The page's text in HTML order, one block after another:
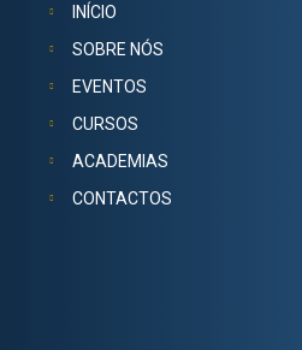
INÍCIO
SOBRE NÓS
EVENTOS
CURSOS
ACADEMIAS
CONTACTOS